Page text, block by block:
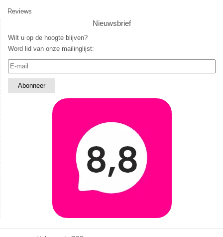
Reviews
Nieuwsbrief
Wilt u op de hoogte blijven?
Word lid van onze mailinglijst: